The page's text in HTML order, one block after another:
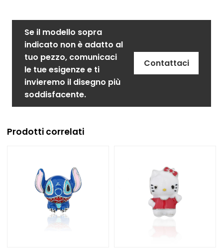
Se il modello sopra
indicato non è adatto al
tuo pezzo, comunicaci
le tue esigenze e ti
invieremo il disegno più
soddisfacente.
Contattaci
Prodotti correlati